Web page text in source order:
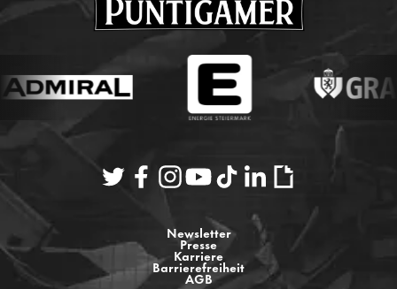
Newsletter
Presse
Karriere
Barrierefreiheit
AGB